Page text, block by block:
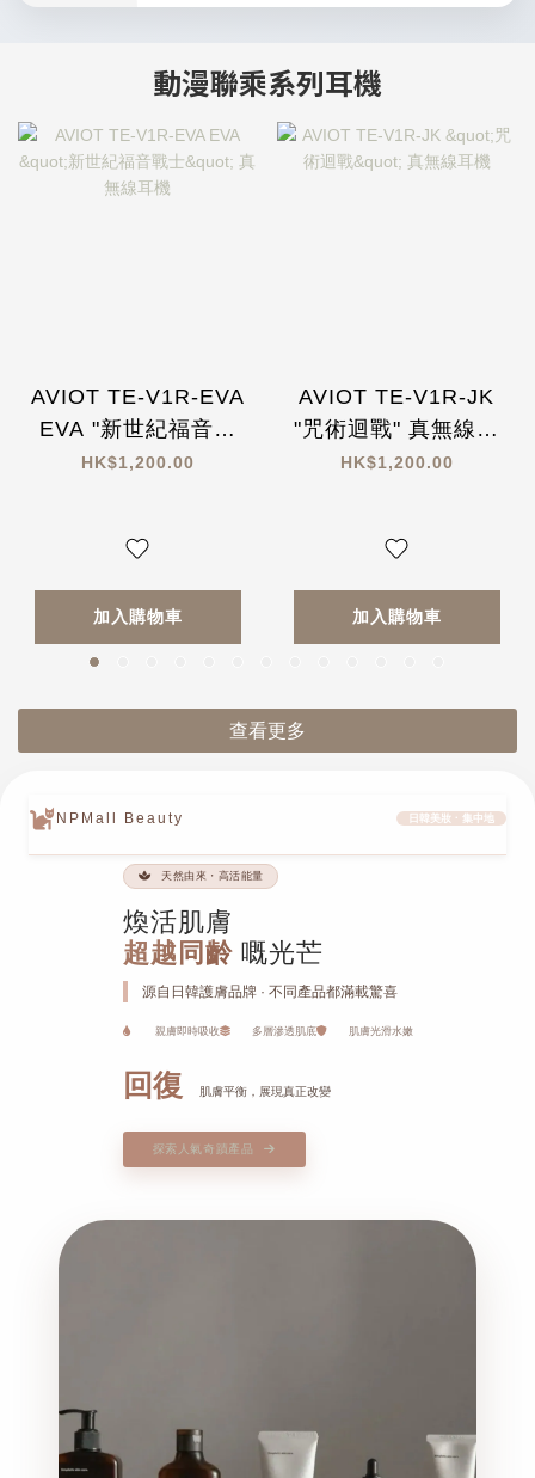
動漫聯乘系列耳機
AVIOT TE-V1R-EVA
EVA "新世紀福音戰
士" 真無線耳機
HK$1,200.00
加入購物車
AVIOT TE-V1R-JK
"咒術迴戰" 真無線耳
機
HK$1,200.00
加入購物車
查看更多
NPMall Beauty 日韓美妝 · 集中地
天然由來・高活能量
煥活肌膚
超越同齡嘅光芒
源自日韓護膚品牌 · 不同產品都滿載驚喜
親膚即時吸收 多層滲透肌底 肌膚光滑水嫩
回復 肌膚平衡，展現真正改變
探索人氣奇蹟產品